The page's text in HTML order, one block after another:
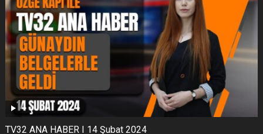
TV32 ANA HABER I 14 Şubat 2024